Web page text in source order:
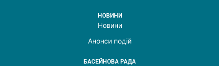
НОВИНИ
Новини
Анонси подій
БАСЕЙНОВА РАДА